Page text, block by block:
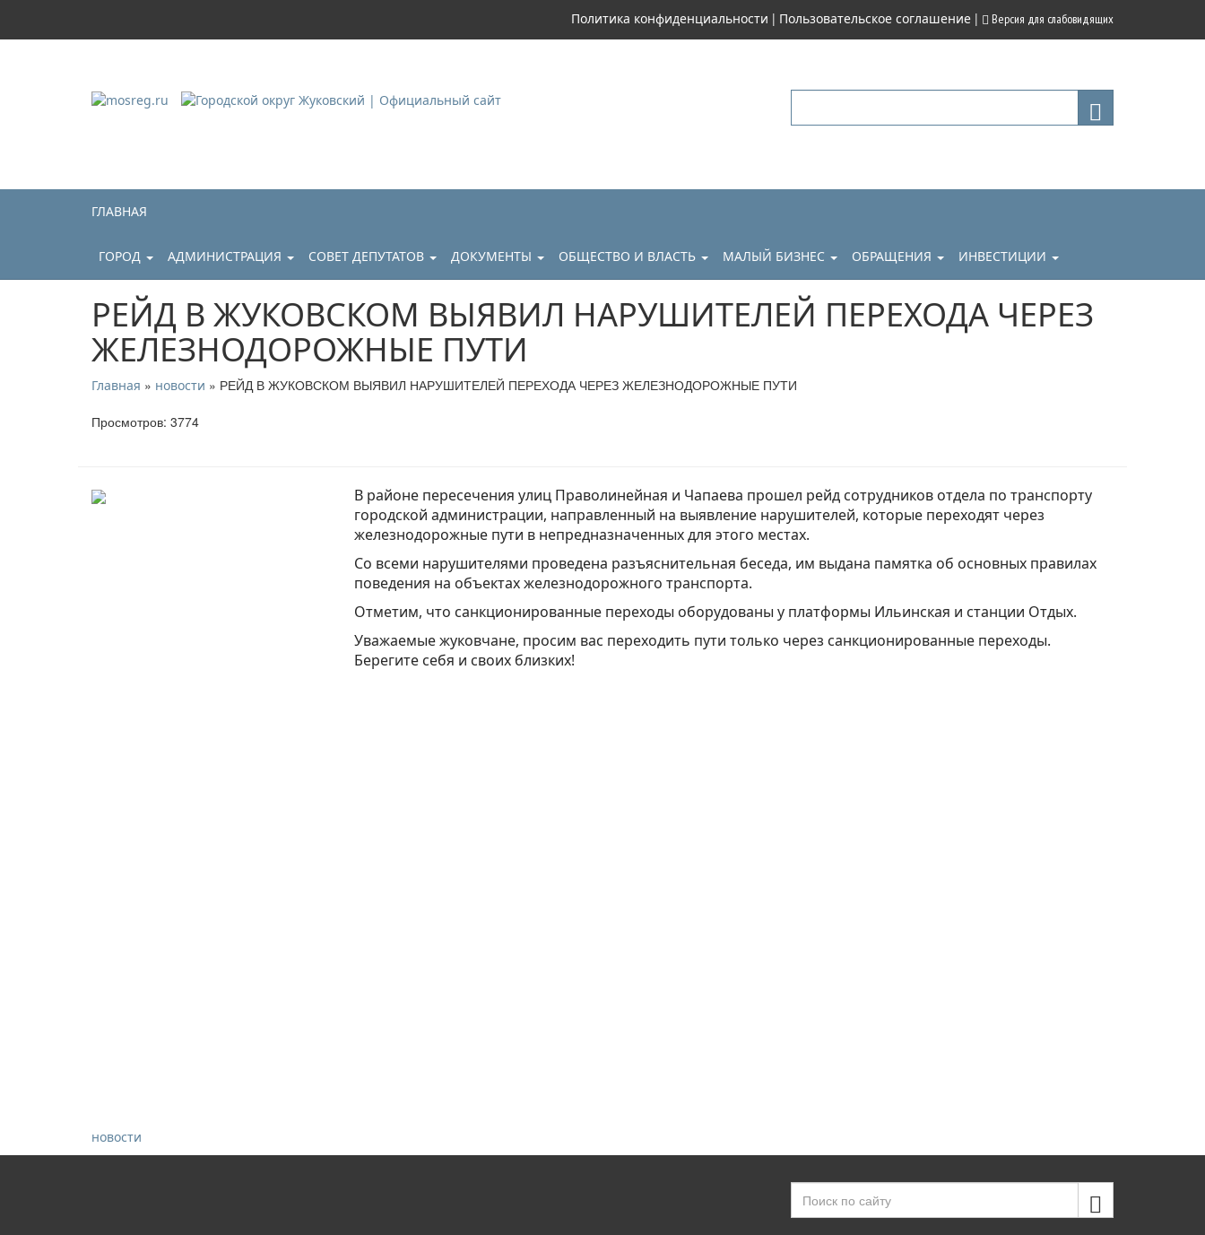
Политика конфиденциальности | Пользовательское соглашение | Версия для слабовидящих
ГЛАВНАЯ
ГОРОД АДМИНИСТРАЦИЯ СОВЕТ ДЕПУТАТОВ ДОКУМЕНТЫ ОБЩЕСТВО И ВЛАСТЬ МАЛЫЙ БИЗНЕС ОБРАЩЕНИЯ ИНВЕСТИЦИИ
РЕЙД В ЖУКОВСКОМ ВЫЯВИЛ НАРУШИТЕЛЕЙ ПЕРЕХОДА ЧЕРЕЗ
ЖЕЛЕЗНОДОРОЖНЫЕ ПУТИ
Главная » новости » РЕЙД В ЖУКОВСКОМ ВЫЯВИЛ НАРУШИТЕЛЕЙ ПЕРЕХОДА ЧЕРЕЗ ЖЕЛЕЗНОДОРОЖНЫЕ ПУТИ
Просмотров: 3774
В районе пересечения улиц Праволинейная и Чапаева прошел рейд сотрудников отдела по транспорту
городской администрации, направленный на выявление нарушителей, которые переходят через
железнодорожные пути в непредназначенных для этого местах.
Со всеми нарушителями проведена разъяснительная беседа, им выдана памятка об основных правилах
поведения на объектах железнодорожного транспорта.
Отметим, что санкционированные переходы оборудованы у платформы Ильинская и станции Отдых.
Уважаемые жуковчане, просим вас переходить пути только через санкционированные переходы.
Берегите себя и своих близких!
новости